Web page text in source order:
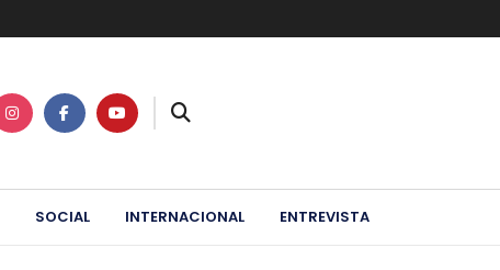
SOCIAL INTERNACIONAL ENTREVISTA